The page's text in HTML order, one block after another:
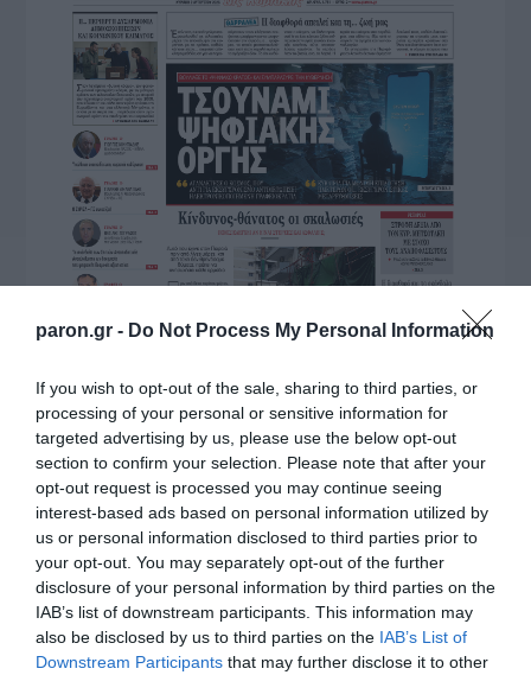
paron.gr - Do Not Process My Personal Information
If you wish to opt-out of the sale, sharing to third parties, or
processing of your personal or sensitive information for
targeted advertising by us, please use the below opt-out
section to confirm your selection. Please note that after your
opt-out request is processed you may continue seeing
interest-based ads based on personal information utilized by
us or personal information disclosed to third parties prior to
your opt-out. You may separately opt-out of the further
disclosure of your personal information by third parties on the
IAB’s list of downstream participants. This information may
also be disclosed by us to third parties on the IAB’s List of
Downstream Participants that may further disclose it to other